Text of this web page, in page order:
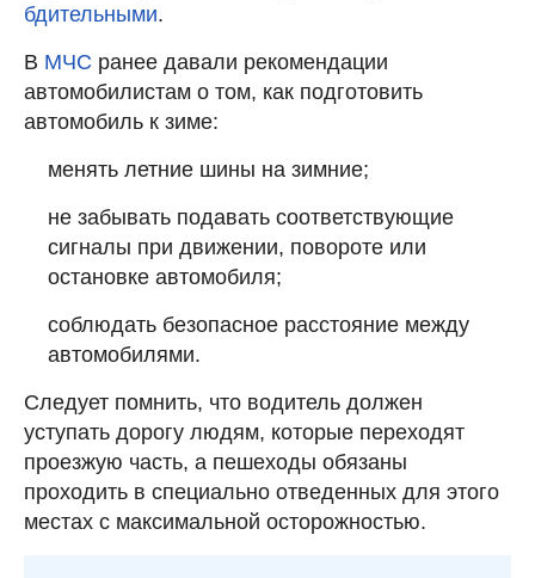
бдительными.
В МЧС ранее давали рекомендации
автомобилистам о том, как подготовить
автомобиль к зиме:
менять летние шины на зимние;
не забывать подавать соответствующие
сигналы при движении, повороте или
остановке автомобиля;
соблюдать безопасное расстояние между
автомобилями.
Следует помнить, что водитель должен
уступать дорогу людям, которые переходят
проезжую часть, а пешеходы обязаны
проходить в специально отведенных для этого
местах с максимальной осторожностью.